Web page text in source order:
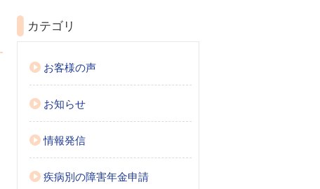
カテゴリ
お客様の声
お知らせ
情報発信
疾病別の障害年金申請